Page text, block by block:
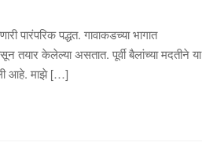
पारंपरिक पद्धत. गावाकडच्या भागात
तयार केलेल्या असतात. पूर्वी बैलांच्या मदतीने या
आहे. माझे […]